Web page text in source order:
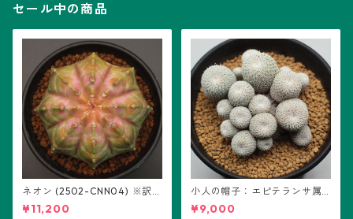
セール中の商品
ネオン (2502-CNN04) ※訳あ
り：ギムノカリキウム属 ※実
生
¥11,200
小人の帽子：エピテランサ属
(B01)
¥9,000